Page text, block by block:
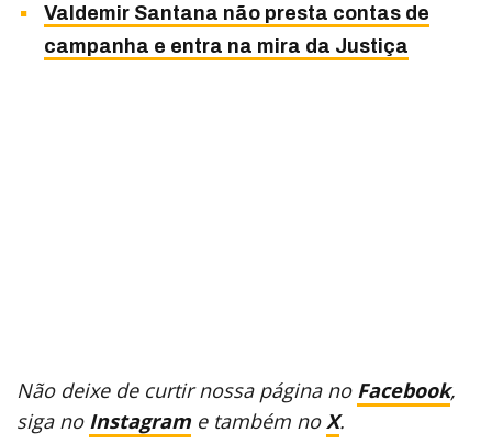
Valdemir Santana não presta contas de
campanha e entra na mira da Justiça
Não deixe de curtir nossa página no Facebook,
siga no Instagram e também noX.